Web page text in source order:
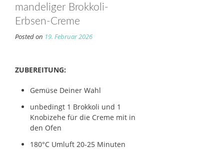
mandeliger Brokkoli-
Erbsen-Creme
Posted on 19. Februar 2026
ZUBEREITUNG:
Gemüse Deiner Wahl
unbedingt 1 Brokkoli und 1
Knobizehe für die Creme mit in
den Ofen
180°C Umluft 20-25 Minuten